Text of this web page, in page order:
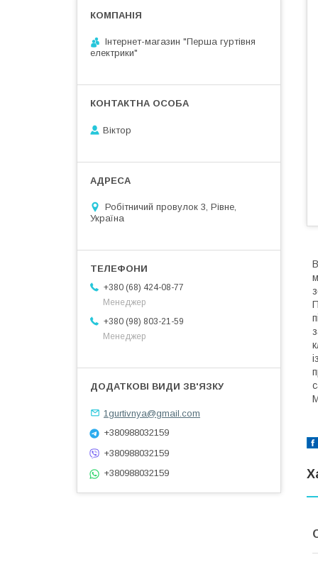
Інтернет-магазин "Перша гуртівня
електрики"
Віктор
Робітничий провулок 3, Рівне,
Україна
+380 (68) 424-08-77
Менеджер
+380 (98) 803-21-59
Менеджер
1gurtivnya@gmail.com
+380988032159
+380988032159
+380988032159